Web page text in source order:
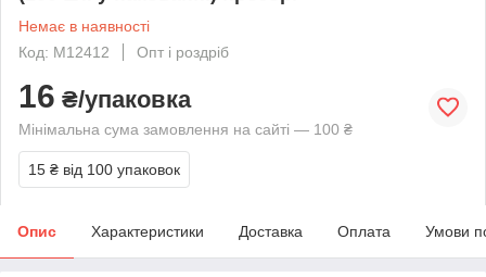
Немає в наявності
Код: M12412
Опт і роздріб
16 ₴/упаковка
Мінімальна сума замовлення на сайті — 100 ₴
15 ₴ від 100 упаковок
Опис Характеристики Доставка Оплата Умови